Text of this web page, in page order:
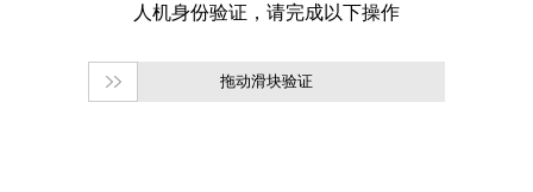
拖动滑块验证